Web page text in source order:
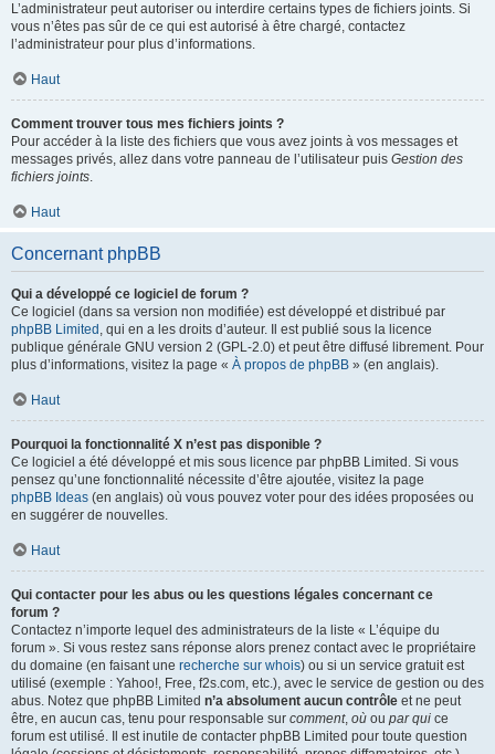
L’administrateur peut autoriser ou interdire certains types de fichiers joints. Si
vous n’êtes pas sûr de ce qui est autorisé à être chargé, contactez
l’administrateur pour plus d’informations.
Haut
Comment trouver tous mes fichiers joints ?
Pour accéder à la liste des fichiers que vous avez joints à vos messages et
messages privés, allez dans votre panneau de l’utilisateur puis Gestion des
fichiers joints.
Haut
Concernant phpBB
Qui a développé ce logiciel de forum ?
Ce logiciel (dans sa version non modifiée) est développé et distribué par
phpBB Limited , qui en a les droits d’auteur. Il est publié sous la licence
publique générale GNU version 2 (GPL-2.0) et peut être diffusé librement. Pour
plus d’informations, visitez la page « À propos de phpBB » (en anglais).
Haut
Pourquoi la fonctionnalité X n’est pas disponible ?
Ce logiciel a été développé et mis sous licence par phpBB Limited. Si vous
pensez qu’une fonctionnalité nécessite d’être ajoutée, visitez la page
phpBB Ideas (en anglais) où vous pouvez voter pour des idées proposées ou
en suggérer de nouvelles.
Haut
Qui contacter pour les abus ou les questions légales concernant ce
forum ?
Contactez n’importe lequel des administrateurs de la liste « L’équipe du
forum ». Si vous restez sans réponse alors prenez contact avec le propriétaire
du domaine (en faisant une recherche sur whois) ou si un service gratuit est
utilisé (exemple : Yahoo!, Free, f2s.com, etc.), avec le service de gestion ou des
abus. Notez que phpBB Limited n’a absolument aucun contrôle et ne peut
être, en aucun cas, tenu pour responsable sur comment, où ou par qui ce
forum est utilisé. Il est inutile de contacter phpBB Limited pour toute question